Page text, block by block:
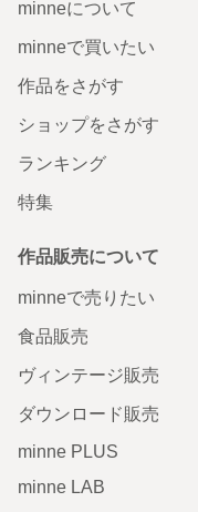
minneについて
minneで買いたい
作品をさがす
ショップをさがす
ランキング
特集
作品販売について
minneで売りたい
食品販売
ヴィンテージ販売
ダウンロード販売
minne PLUS
minne LAB